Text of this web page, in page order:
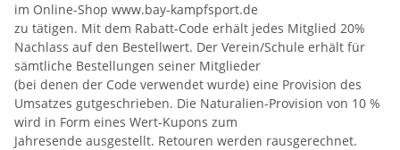
im Online-Shop www.bay-kampfsport.de
zu tätigen. Mit dem Rabatt-Code erhält jedes Mitglied 20%
Nachlass auf den Bestellwert. Der Verein/Schule erhält für
sämtliche Bestellungen seiner Mitglieder
(bei denen der Code verwendet wurde) eine Provision des
Umsatzes gutgeschrieben. Die Naturalien-Provision von 10 %
wird in Form eines Wert-Kupons zum
Jahresende ausgestellt. Retouren werden rausgerechnet.